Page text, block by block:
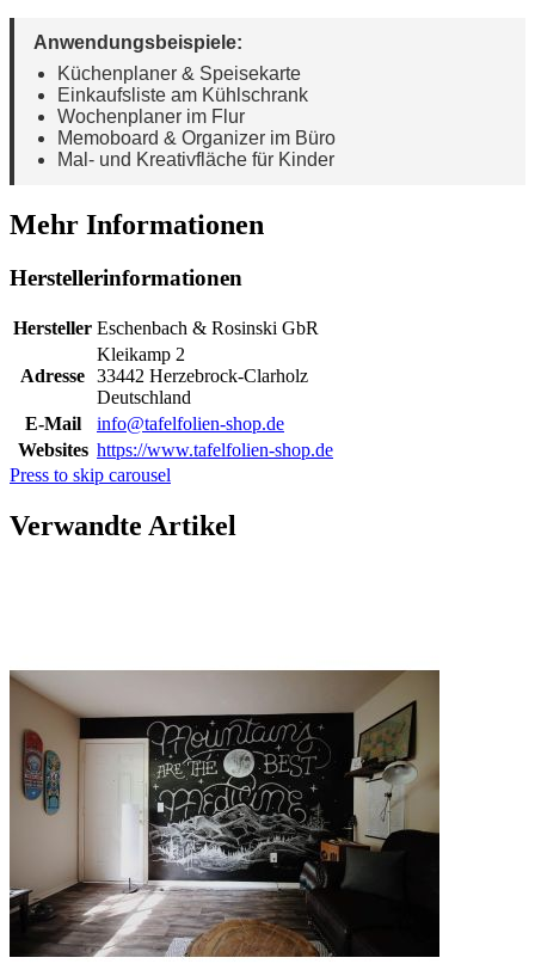
Anwendungsbeispiele:
Küchenplaner & Speisekarte
Einkaufsliste am Kühlschrank
Wochenplaner im Flur
Memoboard & Organizer im Büro
Mal- und Kreativfläche für Kinder
Mehr Informationen
Herstellerinformationen
Hersteller Eschenbach & Rosinski GbR
Adresse
Kleikamp 2
33442 Herzebrock-Clarholz
Deutschland
E-Mail
info@tafelfolien-shop.de
Websites https://www.tafelfolien-shop.de
Press to skip carousel
Verwandte Artikel